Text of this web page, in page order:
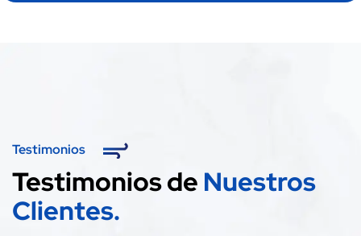
Testimonios
Testimonios de Nuestros
Clientes.